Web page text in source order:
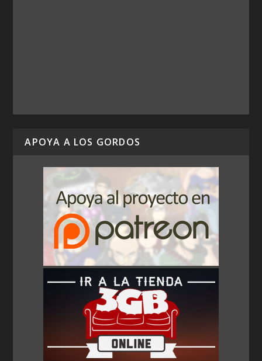
APOYA A LOS GORDOS